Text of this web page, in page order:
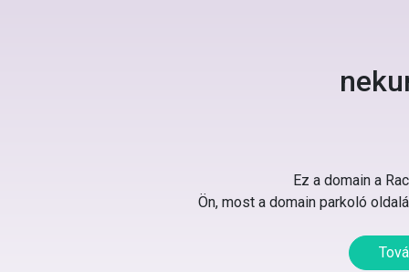
Ez a domain a
Ön, most a domain parkoló